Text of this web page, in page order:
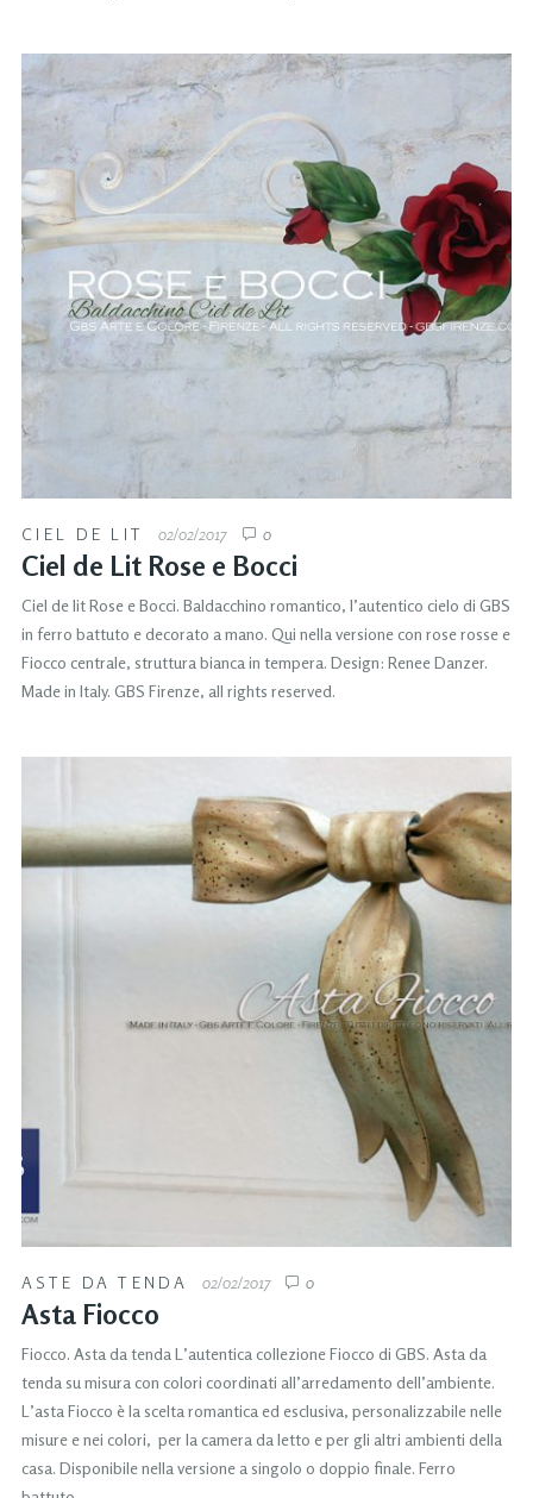
CIEL DE LIT 02/02/2017 0
Ciel de Lit Rose e Bocci
Ciel de lit Rose e Bocci. Baldacchino romantico, l’autentico cielo di GBS
in ferro battuto e decorato a mano. Qui nella versione con rose rosse e
Fiocco centrale, struttura bianca in tempera. Design: Renee Danzer.
Made in Italy. GBS Firenze, all rights reserved.
ASTE DA TENDA 02/02/2017 0
Asta Fiocco
Fiocco. Asta da tenda L’autentica collezione Fiocco di GBS. Asta da
tenda su misura con colori coordinati all’arredamento dell’ambiente.
L’asta Fiocco è la scelta romantica ed esclusiva, personalizzabile nelle
misure e nei colori, per la camera da letto e per gli altri ambienti della
casa. Disponibile nella versione a singolo o doppio finale. Ferro